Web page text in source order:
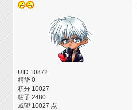
UID 10872
精华 0
积分 10027
帖子 2480
威望 10027 点